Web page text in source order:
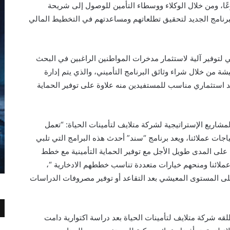
خلال فروع الشركة البالغ عددها 11 فرعًا، ومن خلال الوكلاء ووسطاء التأمين للوصول إلى شريحة
الجديد لتحقيق تطلعاتهم ومساعدتهم في التخطيط المالي
آلية لاستثمار مدخرات المواطنين الراغبين في البحث
خلال شراء وثائق البرنامج التأميني، والذي يتم إدارة
استثماري مناسب للمستفيدين منه علاوة على توفير الحماية
الإستراتيجية لشركة متلايف لتأمينات الحياة: “تعمل
عملائنا، ويعد برنامج “سند” أحدث هذه البرامج التي تلبي
المدى طويل الأجل مع توفير الحماية التأمينية مع خطط
ومنحهم خيارات متعددة تناسب خططهم الادخارية “،
المستوى المعيشي بعد التقاعد أو توفير مصروفات الدراسات
شركة متلايف لتأمينات الحياة بعد دراسة اكتوارية دامت